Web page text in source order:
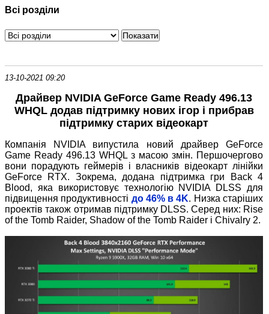
Програмне забезпечення
Всі розділи
13-10-2021 09:20
Драйвер NVIDIA GeForce Game Ready 496.13
WHQL додав підтримку нових ігор і прибрав
підтримку старих відеокарт
Компанія NVIDIA випустила новий драйвер GeForce
Game Ready 496.13 WHQL з масою змін. Першочергово
вони порадують геймерів і власників відеокарт лінійки
GeForce RTX. Зокрема, додана підтримка гри Back 4
Blood, яка використовує технологію NVIDIA DLSS для
підвищення продуктивності до 46% в 4K. Низка старіших
проектів також отримав підтримку DLSS. Серед них: Rise
of the Tomb Raider, Shadow of the Tomb Raider і Chivalry 2.